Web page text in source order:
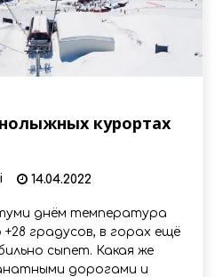
курортах
14.04.2022
днём температура
градусов, в горах ещё
сыпет. Какая же
дорогами и